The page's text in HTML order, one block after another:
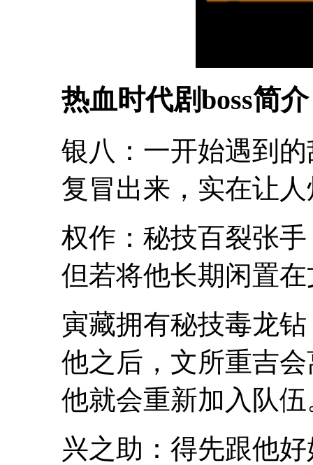
热血时代剧boss简介
银八：一开始遇到
复冒出来，实在让
权作：秘技百裂张
但若将他长期闲置
寅藏拥有秘技毒龙
他之后，文所重吉
他就会重新加入队伍
兴之助：得先跟他